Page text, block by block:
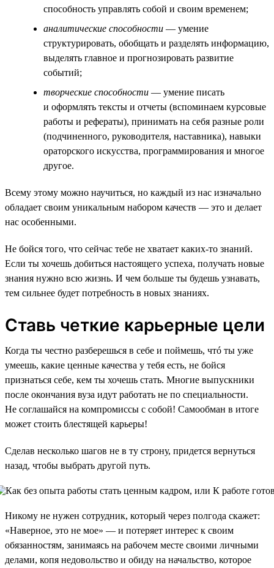
способность управлять собой и своим временем;
аналитические способности — умение
структурировать, обобщать и разделять информацию,
выделять главное и прогнозировать развитие
событий;
творческие способности — умение писать
и оформлять тексты и отчеты (вспоминаем курсовые
работы и рефераты), принимать на себя разные роли
(подчиненного, руководителя, наставника), навыки
ораторского искусства, программирования и многое
другое.
Всему этому можно научиться, но каждый из нас изначально
обладает своим уникальным набором качеств — это и делает
нас особенными.
Не бойся того, что сейчас тебе не хватает каких-то знаний.
Если ты хочешь добиться настоящего успеха, получать новые
знания нужно всю жизнь. И чем больше ты будешь узнавать,
тем сильнее будет потребность в новых знаниях.
Ставь четкие карьерные цели
Когда ты честно разберешься в себе и поймешь, чтó ты уже
умеешь, какие ценные качества у тебя есть, не бойся
признаться себе, кем ты хочешь стать. Многие выпускники
после окончания вуза идут работать не по специальности.
Не соглашайся на компромиссы с собой! Самообман в итоге
может стоить блестящей карьеры!
Сделав несколько шагов не в ту строну, придется вернуться
назад, чтобы выбрать другой путь.
Никому не нужен сотрудник, который через полгода скажет:
«Наверное, это не мое» — и потеряет интерес к своим
обязанностям, занимаясь на рабочем месте своими личными
делами, копя недовольство и обиду на начальство, которое